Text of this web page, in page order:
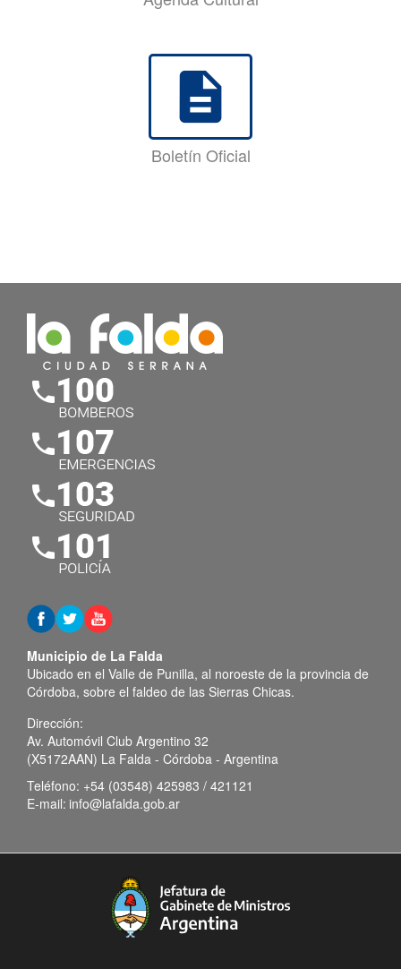
description
Boletín Oficial
Municipio de La Falda
Ubicado en el Valle de Punilla, al noroeste de la provincia de
Córdoba, sobre el faldeo de las Sierras Chicas.
Dirección:
Av. Automóvil Club Argentino 32
(X5172AAN) La Falda - Córdoba - Argentina
Teléfono: +54 (03548) 425983 / 421121
E-mail: info@lafalda.gob.ar